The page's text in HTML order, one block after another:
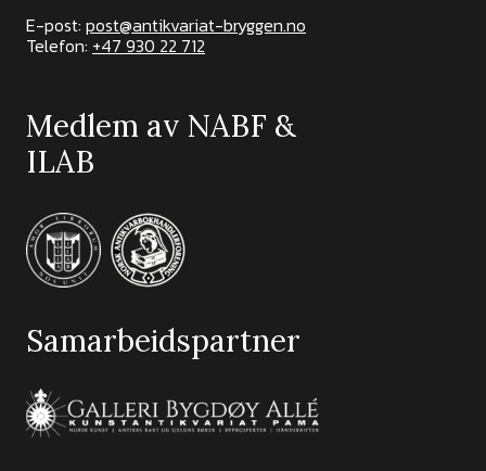
E-post: post@antikvariat-bryggen.no
Telefon: +47 930 22 712
Medlem av NABF &
ILAB
Samarbeidspartner